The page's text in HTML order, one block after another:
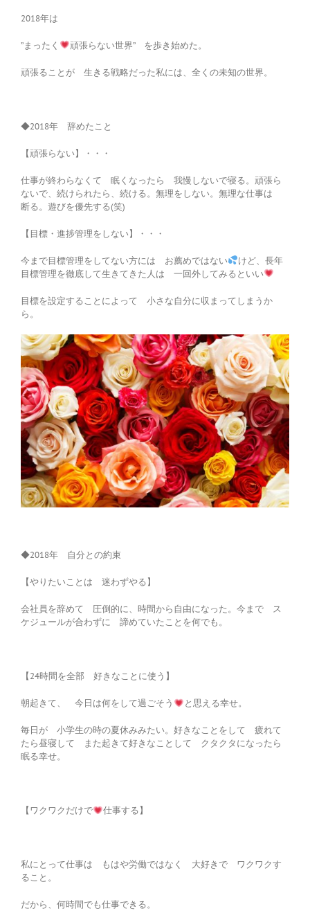
2018年は
”まったく 頑張らない世界” を歩き始めた。
頑張ることが 生きる戦略だった私には、全くの未知の世界。
◆2018年 辞めたこと
【頑張らない】・・・
仕事が終わらなくて 眠くなったら 我慢しないで寝る。頑張ら
ないで、続けられたら、続ける。無理をしない。無理な仕事は
断る。遊びを優先する(笑)
【目標・進捗管理をしない】・・・
今まで目標管理をしてない方には お薦めではない
けど、長年
目標管理を徹底して生きてきた人は 一回外してみるといい
目標を設定することによって 小さな自分に収まってしまうか
ら。
◆2018年 自分との約束
【やりたいことは 迷わずやる】
会社員を辞めて 圧倒的に、時間から自由になった。今まで ス
ケジュールが合わずに 諦めていたことを何でも。
【24時間を全部 好きなことに使う】
朝起きて、 今日は何をして過ごそう と思える幸せ。
毎日が 小学生の時の夏休みみたい。好きなことをして 疲れて
たら昼寝して また起きて好きなことして クタクタになったら
眠る幸せ。
【ワクワクだけで 仕事する】
私にとって仕事は もはや労働ではなく 大好きで ワクワクす
ること。
だから、何時間でも仕事できる。